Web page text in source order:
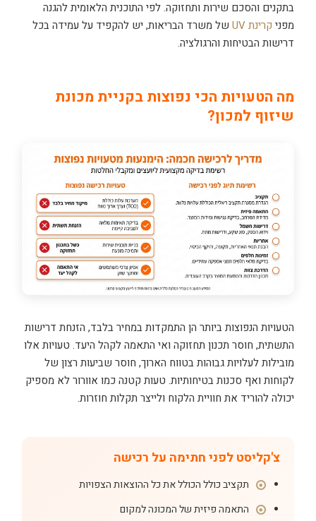
בתקנים והסכם שירות ותחזוקה. לפי התוכנית הלאומית להגנה
מפני קרינת UV
של משרד הבריאות, יש להקפיד על עמידה בכל
דרישות הבטיחות והרגולציה.
מה הטעויות הכי נפוצות בקניית מכונת
שיזוף למכון?
הטעויות הנפוצות ביותר הן התמקדות במחיר בלבד, הזנחת דרישות
התשתית, חוסר תכנון תחזוקה ואי התאמה לקהל היעד. טעויות אלו
מובילות לעלויות גבוהות בטווח הארוך, חוסר שביעות רצון של
לקוחות ואף סכנות בטיחותיות. טעות קטנה כמו אוורור לא מספיק
יכולה להוריד את חוויית הלקוח ולייצר תקלות חוזרות.
צ'קליסט לפני חתימה על רכישה
תקציב כולל הכולל את כל ההוצאות הצפויות
התאמה פיזית של המכונה למקום